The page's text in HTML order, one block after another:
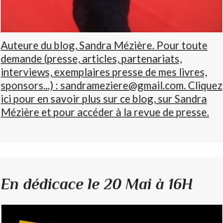
Auteure du blog, Sandra Mézière. Pour toute
demande (presse, articles, partenariats,
interviews, exemplaires presse de mes livres,
sponsors...) : sandrameziere@gmail.com. Cliquez
ici pour en savoir plus sur ce blog, sur Sandra
Mézière et pour accéder à la revue de presse.
En dédicace le 20 Mai à 16H